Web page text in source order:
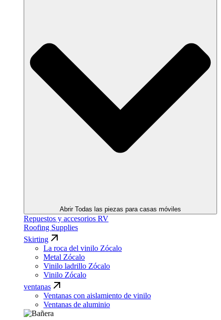
Abrir Todas las piezas para casas móviles
Repuestos y accesorios RV
Roofing Supplies
Skirting
La roca del vinilo Zócalo
Metal Zócalo
Vinilo ladrillo Zócalo
Vinilo Zócalo
ventanas
Ventanas con aislamiento de vinilo
Ventanas de aluminio